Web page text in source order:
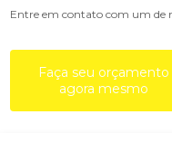
Entre em contato com um de
Faça seu orçamento
agora mesmo